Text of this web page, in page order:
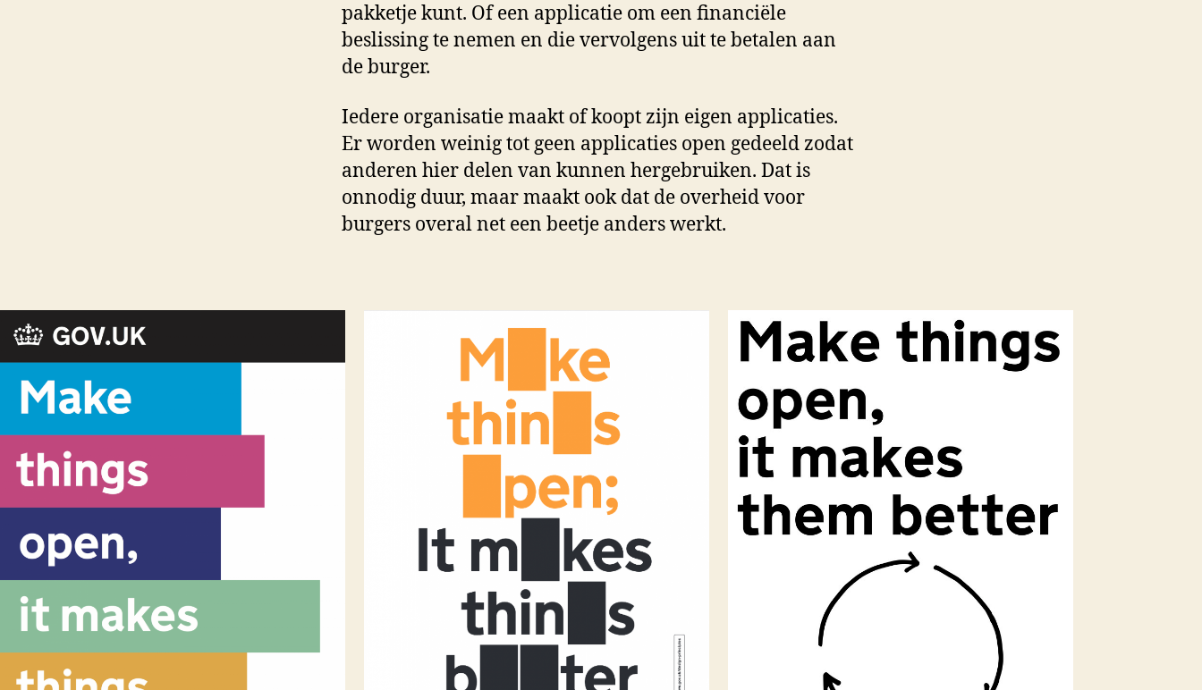
pakketje kunt. Of een applicatie om een financiële
beslissing te nemen en die vervolgens uit te betalen aan
de burger.
Iedere organisatie maakt of koopt zijn eigen applicaties.
Er worden weinig tot geen applicaties open gedeeld zodat
anderen hier delen van kunnen hergebruiken. Dat is
onnodig duur, maar maakt ook dat de overheid voor
burgers overal net een beetje anders werkt.